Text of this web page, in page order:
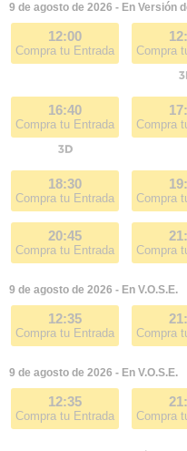
9 de agosto de 2026 - En Versión
12:00
Compra tu Entrada Compra
16:40
Compra tu Entrada Compra
18:30
Compra tu Entrada Compra
20:45
Compra tu Entrada Compra
9 de agosto de 2026 - En V.O.S.E.
12:35
Compra tu Entrada Compra
9 de agosto de 2026 - En V.O.S.E.
12:35
Compra tu Entrada Compra